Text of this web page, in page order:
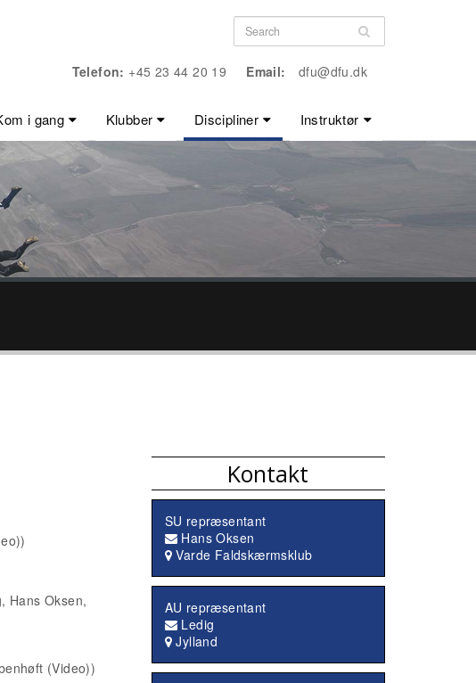
Telefon: +45 23 44 20 19 Email: dfu@dfu.dk
i gang Klubber Discipliner Instruktør
Hans Oksen,
(Video))
Kontakt
SU repræsentant
Hans Oksen
Varde Faldskærmsklub
AU repræsentant
Ledig
Jylland